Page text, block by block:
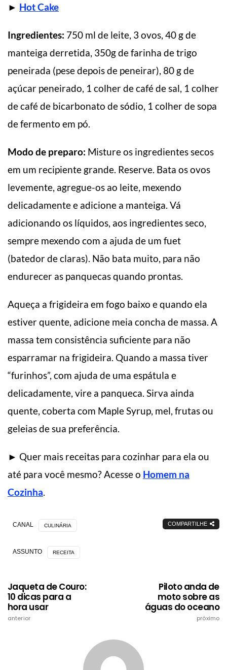
► Hot Cake
Ingredientes: 750 ml de leite, 3 ovos, 40 g de
manteiga derretida, 350g de farinha de trigo
peneirada (pese depois de peneirar), 80 g de
açúcar peneirado, 1 colher de café de sal, 1 colher
de café de bicarbonato de sódio, 1 colher de sopa
de fermento em pó.
Modo de preparo: Misture os ingredientes secos
em um recipiente grande. Reserve. Bata os ovos
levemente, agregue-os ao leite, mexendo
delicadamente e adicione a manteiga. Vá
adicionando os líquidos, aos ingredientes seco,
sempre mexendo com a ajuda de um fuet
(batedor de claras). Não bata muito, para não
endurecer as panquecas quando prontas.
Aqueça a frigideira em fogo baixo e quando ela
estiver quente, adicione meia concha de massa. A
massa tem consistência suficiente para não
esparramar na frigideira. Quando a massa tiver
“furinhos”, com ajuda de uma espátula e
delicadamente, vire a panqueca. Sirva ainda
quente, coberta com Maple Syrup, mel, frutas ou
geleias de sua preferência.
► Quer mais receitas para cozinhar para ela ou
até para você mesmo? Acesse o Homem na
Cozinha
CANAL CULINÁRIA
ASSUNTO RECEITA
COMPARTILHE
Jaqueta de Couro:
10 dicas para a
hora usar
anterior
Piloto anda de
moto sobre as
águas do oceano
próximo